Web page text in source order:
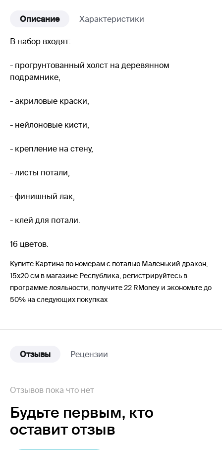
Описание Характеристики
В набор входят:
- прогрунтованный холст на деревянном
подрамнике,
- акриловые краски,
- нейлоновые кисти,
- крепление на стену,
- листы потали,
- финишный лак,
- клей для потали.
16 цветов.
Купите Картина по номерам с поталью Маленький дракон,
15х20 см в магазине Республика, регистрируйтесь в
программе лояльности, получите 22 RMoney и экономьте до
50% на следующих покупках
Отзывы Рецензии
Отзывов пока что нет
Будьте первым, кто
оставит отзыв